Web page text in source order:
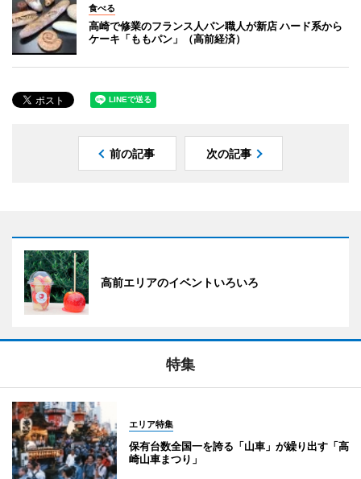
食べる
高崎で修業のフランス人パン職人が新店 ハード系から
ケーキ「ももパン」（高前経済）
前の記事 次の記事
高前エリアのイベントいろいろ
特集
エリア特集
保有台数全国一を誇る「山車」が繰り出す「高
崎山車まつり」